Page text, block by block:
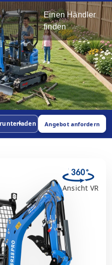
Einen Händler
finden
Angebot anfordern
Ansicht VR